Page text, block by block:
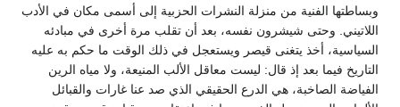
وبساطتها الفنية من منزلة النشرات الحزبية إلى أسمى مكان في الأدب
اللاتيني. وحتى شيشرون نفسه، بعد أن تقلب مرة أخرى في مبادئه
السياسية، أخذ يتغنى قيصر ويستعجل في ذلك الوقت ما حكم به عليه
التاريخ فيما بعد إذ قال: ليست معاقل الألب المنيعة، ولا مياه الرين
الفياضة الصاخبة، هي الدرع الحقيقي الذي صد عنا غارات والقبائل